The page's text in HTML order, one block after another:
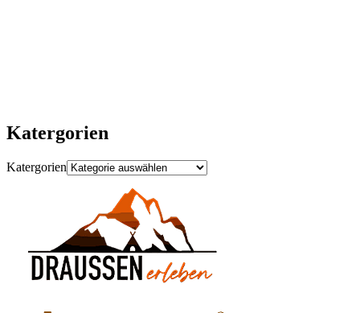
Katergorien
Katergorien